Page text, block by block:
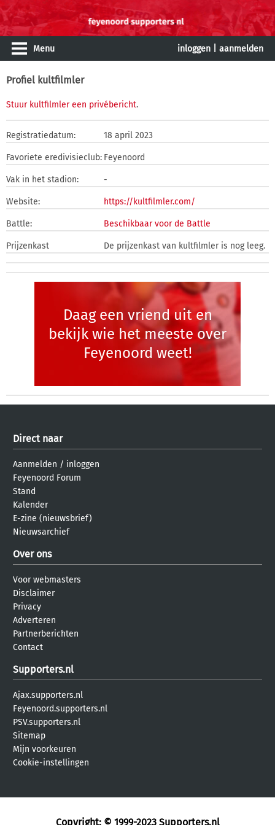
Menu inloggen aanmelden
Profiel kultfilmler
Stuur kultfilmler een privébericht.
Registratiedatum: 18 april 2023
Favoriete eredivisieclub: Feyenoord
Vak in het stadion: -
Website: https://kultfilmler.com/
Battle: Beschikbaar voor de Battle
Prijzenkast De prijzenkast van kultfilmler is nog leeg.
Daag een vriend uit en
bekijk wie het meeste over
Feyenoord weet!
Direct naar
Aanmelden / inloggen
Feyenoord Forum
Stand
Kalender
E-zine (nieuwsbrief)
Nieuwsarchief
Over ons
Voor webmasters
Disclaimer
Privacy
Adverteren
Partnerberichten
Contact
Supporters.nl
Ajax.supporters.nl
Feyenoord.supporters.nl
PSV.supporters.nl
Sitemap
Mijn voorkeuren
Cookie-instellingen
Copyright: © 1999-2023 Supporters.nl